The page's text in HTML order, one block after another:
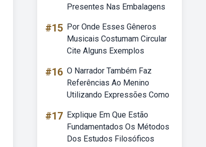
Presentes Nas Embalagens
#15 Por Onde Esses Gêneros
Musicais Costumam Circular
Cite Alguns Exemplos
#16 O Narrador Também Faz
Referências Ao Menino
Utilizando Expressões Como
#17 Explique Em Que Estão
Fundamentados Os Métodos
Dos Estudos Filosóficos